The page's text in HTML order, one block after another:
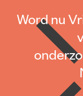
Word nu